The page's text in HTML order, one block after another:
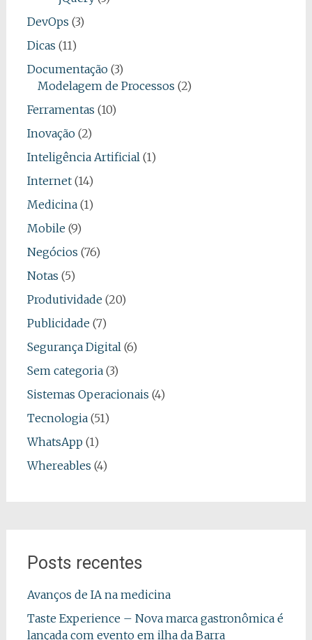
DevOps (3)
Dicas (11)
Documentação(3)
Modelagem de Processos (2)
Ferramentas (10)
Inovação(2)
Inteligência Artificial(1)
Internet(14)
Medicina(1)
Mobile (9)
Negócios (76)
Notas (5)
Produtividade (20)
Publicidade (7)
Segurança Digital(6)
Sem categoria(3)
Sistemas Operacionais (4)
Tecnologia(51)
WhatsApp (1)
Whereables (4)
Posts recentes
Avanços de IA na medicina
Taste Experience – Nova marca gastronômica é
lançada com evento em ilha da Barra